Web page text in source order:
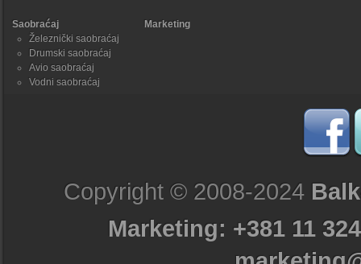
Saobraćaj
Železnički saobraćaj
Drumski saobraćaj
Avio saobraćaj
Vodni saobraćaj
Marketing
Copyright © 2008-2024
Marketing: +381 11